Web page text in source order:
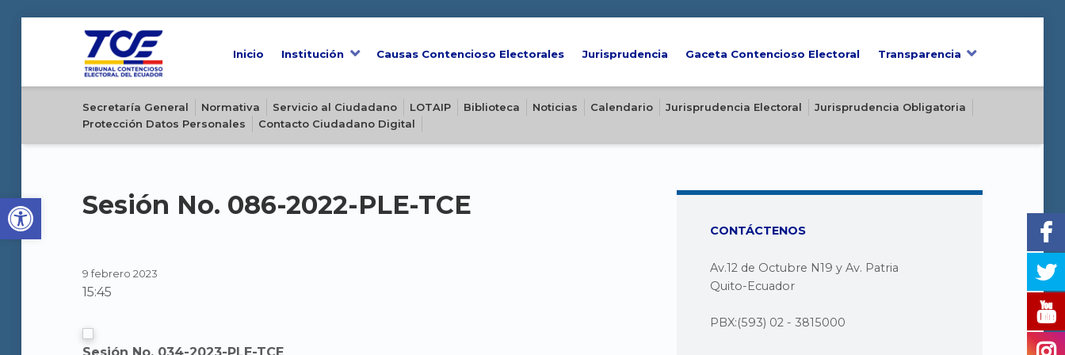
Open toolbar
Inicio Institución Causas Contencioso Electorales Jurisprudencia Gaceta Contencioso Electoral Transparencia
Secretaría General Normativa Servicio al Ciudadano LOTAIP Biblioteca Noticias Calendario Jurisprudencia Electoral
Jurisprudencia Obligatoria
Protección Datos Personales
Contacto Ciudadano Digital
Sesión No. 086-2022-PLE-TCE
9 febrero 2023
15:45
CONTÁCTENOS
Av.12 de Octubre N19 y Av. Patria
Quito-Ecuador
PBX:(593) 02 - 3815000